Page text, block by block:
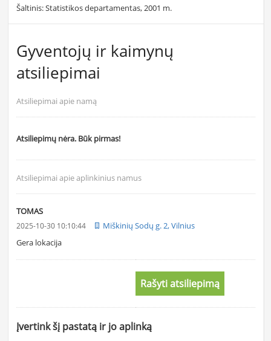
Šaltinis: Statistikos departamentas, 2001 m.
Gyventojų ir kaimynų
atsiliepimai
Atsiliepimai apie namą
Atsiliepimų nėra. Būk pirmas!
Atsiliepimai apie aplinkinius namus
TOMAS
2025-10-30 10:10:44
Miškinių Sodų g. 2, Vilnius
Gera lokacija
Rašyti atsiliepimą
Įvertink šį pastatą ir jo aplinką